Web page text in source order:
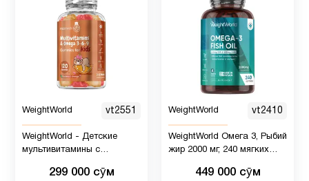
Здоровый
1
Иммунитет 7
Инозитол
Кальции 3
WeightWorld vt2551
WeightWorld - Детские
мультивитамины с
120 жевательных конфет
299 000 сӯм
WeightWorld vt2410
WeightWorld Омега 3, Рыбий
жир 2000 мг, 240 мягких
449 000 сӯм